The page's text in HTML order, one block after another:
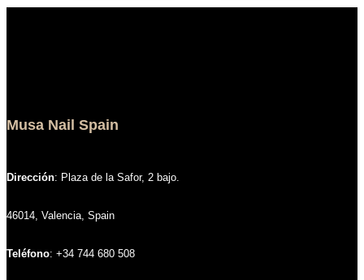
Musa Nail Spain
Dirección: Plaza de la Safor, 2 bajo.
46014, Valencia, Spain
Teléfono: +34 744 680 508